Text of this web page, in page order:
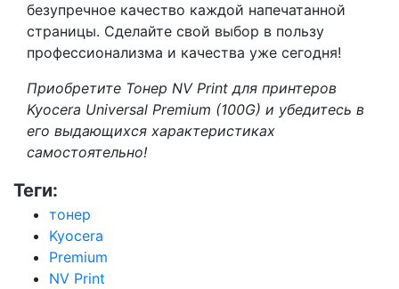
безупречное качество каждой напечатанной
страницы. Сделайте свой выбор в пользу
профессионализма и качества уже сегодня!
Приобретите Тонер NV Print для принтеров
Kyocera Universal Premium (100G) и убедитесь в
его выдающихся характеристиках
самостоятельно!
Теги:
тонер
Kyocera
Premium
NV Print